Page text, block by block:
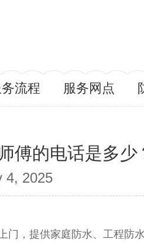
流程 服务网点
傅的电话是多少
4, 2025
，提供家庭防水、工程防